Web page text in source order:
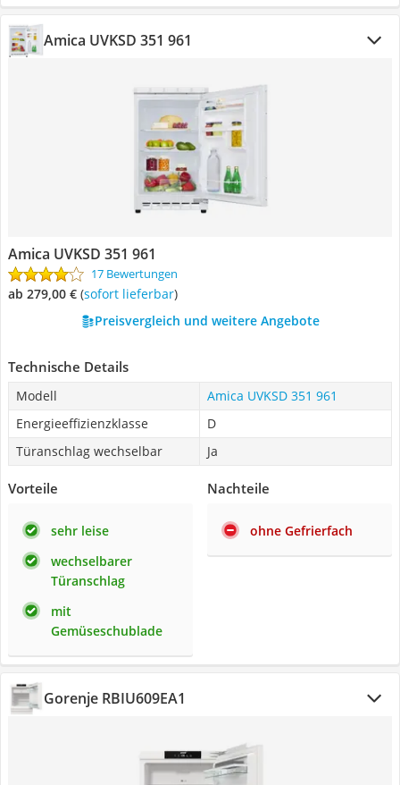
Amica UVKSD 351 961
Amica UVKSD 351 961
17 Bewertungen
ab 279,00 € ( Sofort lieferbar)
Preisvergleich und weitere Angebote
Technische Details
Modell
Amica UVKSD 351 961
Energieeffizienzklasse
D
Türanschlag wechselbar
Ja
Vorteile
sehr leise
wechselbarer
Türanschlag
mit
Gemüseschublade
Nachteile
ohne Gefrierfach
Gorenje RBIU609EA1